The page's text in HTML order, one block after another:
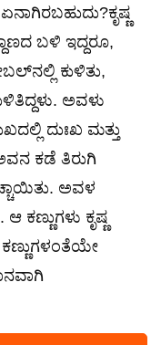
ಬಳಿ ಇದ್ದರೂ,
ಕುಳಿತು,
ಅವಳು
ದುಃಖ ಮತ್ತು
ಅವನ ಕಡೆ ತಿರುಗಿ
ಅವಳ
ಕಣ್ಣುಗಳು ಕೃಷ್ಣ
ಕಣ್ಣುಗಳಂತೆಯೇ